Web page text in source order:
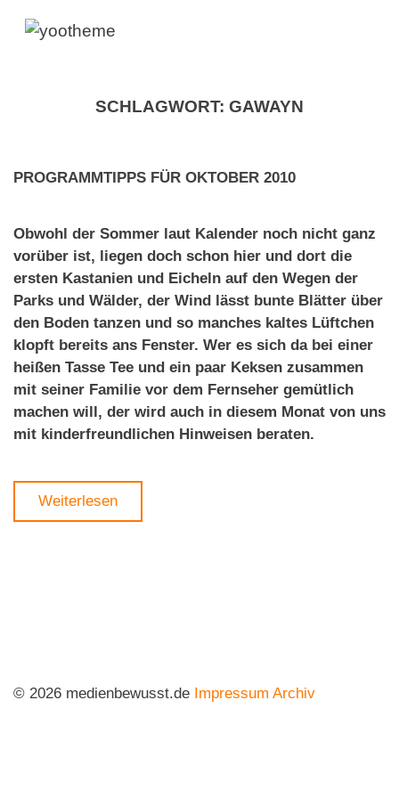
SCHLAGWORT: GAWAYN
PROGRAMMTIPPS FÜR OKTOBER 2010
Obwohl der Sommer laut Kalender noch nicht ganz
vorüber ist, liegen doch schon hier und dort die
ersten Kastanien und Eicheln auf den Wegen der
Parks und Wälder, der Wind lässt bunte Blätter über
den Boden tanzen und so manches kaltes Lüftchen
klopft bereits ans Fenster. Wer es sich da bei einer
heißen Tasse Tee und ein paar Keksen zusammen
mit seiner Familie vor dem Fernseher gemütlich
machen will, der wird auch in diesem Monat von uns
mit kinderfreundlichen Hinweisen beraten.
Weiterlesen
© 2026 medienbewusst.de Impressum Archiv